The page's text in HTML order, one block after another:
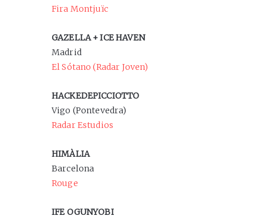
Fira Montjuïc
GAZELLA + ICE HAVEN
Madrid
El Sótano (Radar Joven)
HACKEDEPICCIOTTO
Vigo (Pontevedra)
Radar Estudios
HIMÀLIA
Barcelona
Rouge
IFE OGUNYOBI